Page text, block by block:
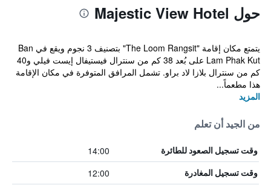
حول Majestic View Hotel
يتمتع مكان إقامة "The Loom Rangsit" بتصنيف 3 نجوم ويقع في Ban
Lam Phak Kut على بُعد 38 كم من سنترال فيستيفال إيست فيلي و40
كم من سنترال بلازا لاد براو. تشمل المرافق المتوفرة في مكان الإقامة
هذا مطعماً...
المزيد
من الجيد أن تعلم
وقت تسجيل الصعود للطائرة 14:00
وقت تسجيل المغادرة 12:00